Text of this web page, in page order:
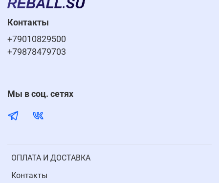
ОПЛАТА И ДОСТАВКА
Контакты
Контакты
+79010829500
+79878479703
Мы в соц. сетях